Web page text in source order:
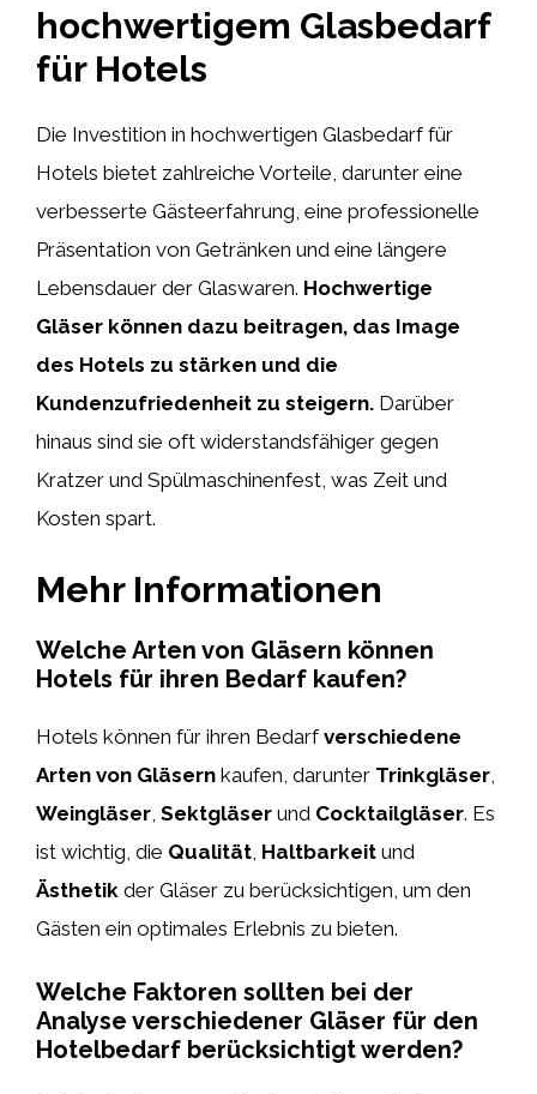
hochwertigem Glasbedarf
für Hotels
Die Investition in hochwertigen Glasbedarf für
Hotels bietet zahlreiche Vorteile, darunter eine
verbesserte Gästeerfahrung, eine professionelle
Präsentation von Getränken und eine längere
Lebensdauer der Glaswaren. Hochwertige
Gläser können dazu beitragen, das Image
des Hotels zu stärken und die
Kundenzufriedenheit zu steigern. Darüber
hinaus sind sie oft widerstandsfähiger gegen
Kratzer und Spülmaschinenfest, was Zeit und
Kosten spart.
Mehr Informationen
Welche Arten von Gläsern können
Hotels für ihren Bedarf kaufen?
Hotels können für ihren Bedarfverschiedene
Arten von Gläsern kaufen, darunter Trinkgläser
Weingläser Sektgläser und Cocktailgläser. Es
ist wichtig, die Qualität Haltbarkeit und
Ästhetik der Gläser zu berücksichtigen, um den
Gästen ein optimales Erlebnis zu bieten.
Welche Faktoren sollten bei der
Analyse verschiedener Gläser für den
Hotelbedarf berücksichtigt werden?